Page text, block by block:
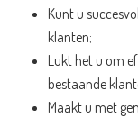
Kunt u
klanten;
Lukt het u om
bestaande
Maakt u met